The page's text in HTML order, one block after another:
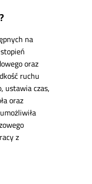
na
oraz
ruchu
ustawia czas,
oraz
z